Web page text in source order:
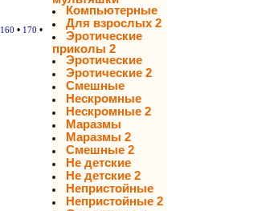
160 • 170 •
Компьютерные
Для взрослых 2
Эротические
приколы 2
Эротические
Эротические 2
Смешные
Нескромные
Нескромные 2
Маразмы
Маразмы 2
Смешные 2
Не детские
Не детские 2
Непристойные
Непристойные 2